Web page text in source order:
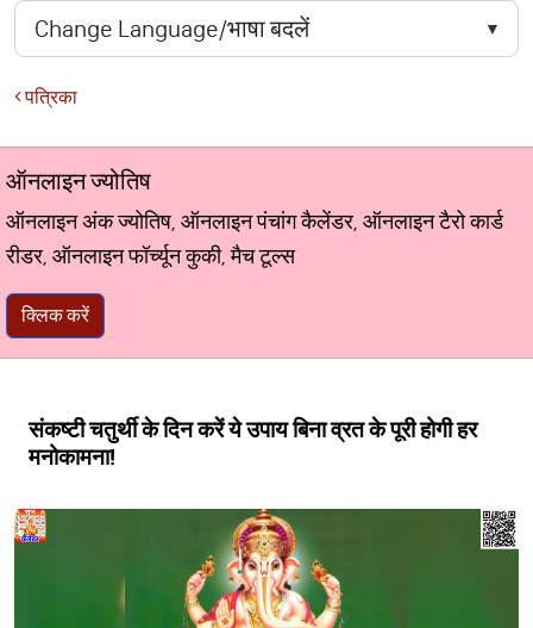
पत्रिका
ऑनलाइन ज्योतिष
ऑनलाइन अंक ज्योतिष, ऑनलाइन पंचांग कैलेंडर, ऑनलाइन टैरो कार्ड
रीडर, ऑनलाइन फॉर्च्यून कुकी, मैच टूल्स
क्लिक करें
संकष्टी चतुर्थी के दिन करें ये उपाय बिना व्रत के पूरी होगी हर
मनोकामना!